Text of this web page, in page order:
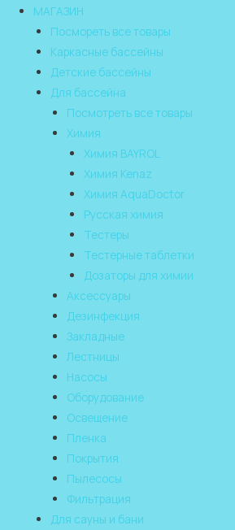
МАГАЗИН
Посмореть все товары
Каркасные бассейны
Детские бассейны
Для бассейна
Посмотреть все товары
Химия
Химия BAYROL
Химия Kenaz
Химия AquaDoctor
Русская химия
Тестеры
Тестерные таблетки
Дозаторы для химии
Аксессуары
Дезинфекция
Закладные
Лестницы
Насосы
Оборудование
Освещение
Пленка
Покрытия
Пылесосы
Фильтрация
Для сауны и бани